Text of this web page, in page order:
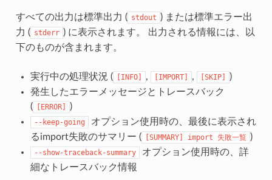
すべての出力は標準出力 ( stdout ) または標準エラー出
力 ( stderr ) に表示されます。 出力される情報には、以
下のものが含まれます。
実行中の処理状況 ( [INFO] , [IMPORT] , [SKIP]
)
発生したエラーメッセージとトレースバック
(
[ERROR] )
--keep-going
オプション使用時の、最後に表示され
るimport失敗のサマリー (
[SUMMARY] import 失敗一覧 )
--show-traceback-summary
オプション使用時の、詳
細なトレースバック情報